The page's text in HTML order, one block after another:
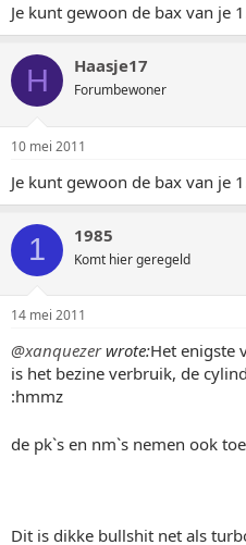
Je kunt gewoon de bax van je
H Haasje17
Forumbewoner
10 mei 2011
Je kunt gewoon de bax van je
1 1985
Komt hier geregeld
14 mei 2011
@xanquezerwrote:Het enigste
is het bezine verbruik, de
:hmmz
de pk`s en nm`s nemen ook toe
Dit is dikke bullshit net als